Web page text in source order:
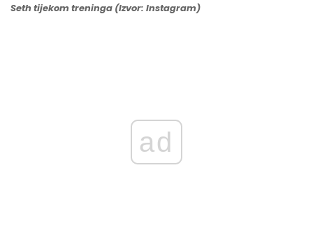
Seth tijekom treninga (Izvor: Instagram)
ad